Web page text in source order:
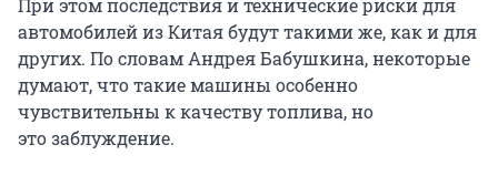
При этом последствия и технические риски для
автомобилей из Китая будут такими же, как и для
других. По словам Андрея Бабушкина, некоторые
думают, что такие машины особенно
чувствительны к качеству топлива, но
это заблуждение.